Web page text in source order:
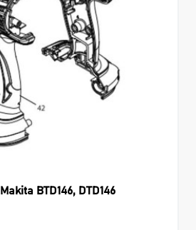
BTD146, DTD146